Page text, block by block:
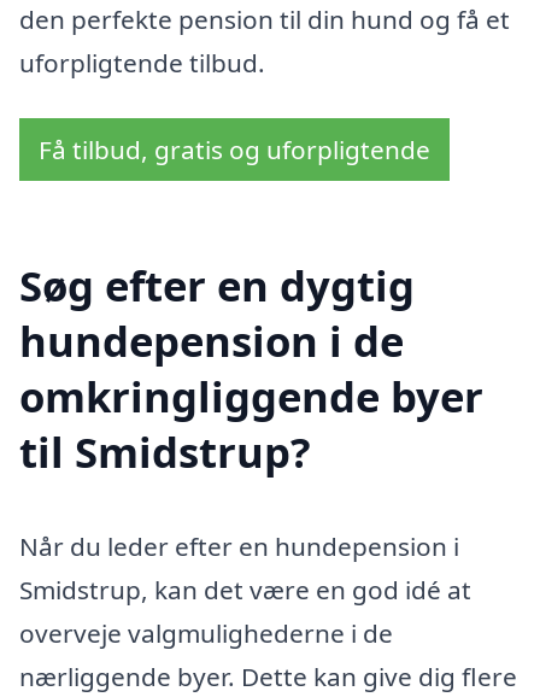
den perfekte pension til din hund og få et
uforpligtende tilbud.
Få tilbud, gratis og uforpligtende
Søg efter en dygtig
hundepension i de
omkringliggende byer
til Smidstrup?
Når du leder efter en hundepension i
Smidstrup, kan det være en god idé at
overveje valgmulighederne i de
nærliggende byer. Dette kan give dig flere